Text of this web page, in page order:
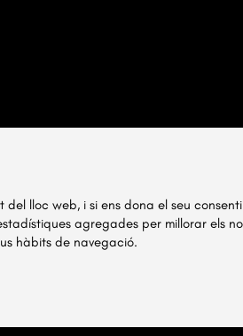
lloc web, i si ens dona el seu
agregades per millorar els
hàbits de navegació.